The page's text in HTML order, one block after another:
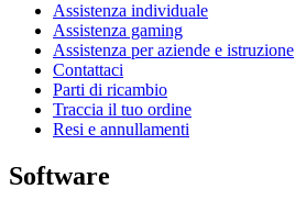
Assistenza individuale
Assistenza gaming
Assistenza per aziende e istruzione
Contattaci
Parti di ricambio
Traccia il tuo ordine
Resi e annullamenti
Software